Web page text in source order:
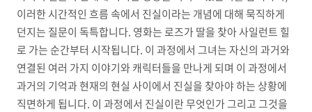
이러한 시간적인 흐름 속에서 진실이라는 개념에 대해 묵직하게
던지는 질문이 독특합니다. 영화는 로즈가 딸을 찾아 사일런트 힐
로 가는 순간부터 시작됩니다. 이 과정에서 그녀는 자신의 과거와
연결된 여러 가지 이야기와 캐릭터들을 만나게 되며 이 과정에서
과거의 기억과 현재의 현실 사이에서 진실을 찾아야 하는 상황에
직면하게 됩니다. 이 과정에서 진실이란 무엇인가 그리고 그것을